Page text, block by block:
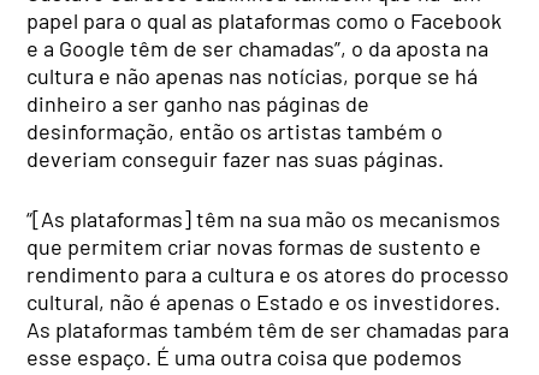
papel para o qual as plataformas como o Facebook
e a Google têm de ser chamadas”, o da aposta na
cultura e não apenas nas notícias, porque se há
dinheiro a ser ganho nas páginas de
desinformação, então os artistas também o
deveriam conseguir fazer nas suas páginas.
“[As plataformas] têm na sua mão os mecanismos
que permitem criar novas formas de sustento e
rendimento para a cultura e os atores do processo
cultural, não é apenas o Estado e os investidores.
As plataformas também têm de ser chamadas para
esse espaço. É uma outra coisa que podemos